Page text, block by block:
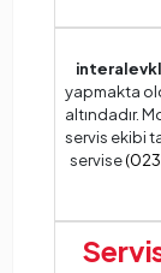
yapmakta
altındadır.
servis ekibi
servise